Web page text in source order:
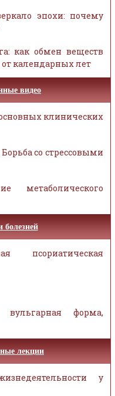
эпохи: почему
как обмен веществ
от календарных лет
видео
клинических
со стрессовыми
метаболического
болезней
псориатическая
вульгарная форма,
лекции
у